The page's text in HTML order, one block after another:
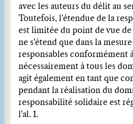
avec les auteurs du délit au
Toutefois, l'étendue de la
est limitée du point de vue
ne s'étend que dans la
responsables conformément
nécessairement à tous les
agit également en tant que
pendant la réalisation du
responsabilité solidaire est
l'al. 1.